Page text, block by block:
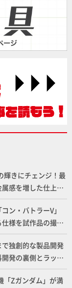
輝きにチェンジ！最
感を増した仕上が
ン・バトラーV」
様を試作品の撮り
」＆「ワンエイ
の魂】
独創的な製品開発
発の裏側とラッカ
ー！
「Zガンダム」が満